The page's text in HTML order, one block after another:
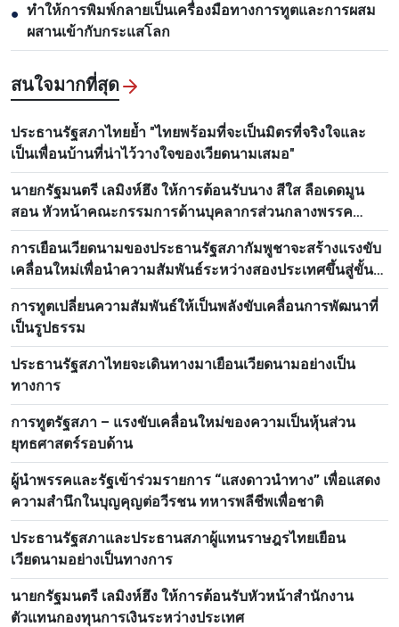
● ทำให้การพิมพ์กลายเป็นเครื่องมือทางการทูตและการผสม
ผสานเข้ากับกระแสโลก
สนใจมากที่สุด
ประธานรัฐสภาไทยย้ำ "ไทยพร้อมที่จะเป็นมิตรที่จริงใจและ
เป็นเพื่อนบ้านที่น่าไว้วางใจของเวียดนามเสมอ"
นายกรัฐมนตรี เลมิงห์ฮึง ให้การต้อนรับนาง สีใส ลือเดดมูน
สอน หัวหน้าคณะกรรมการด้านบุคลากรส่วนกลางพรรค
ประชาชนปฏิวัติลาว
การเยือนเวียดนามของประธานรัฐสภากัมพูชาจะสร้างแรงขับ
เคลื่อนใหม่เพื่อนำความสัมพันธ์ระหว่างสองประเทศขึ้นสู่ขั้น
สูงใหม่
การทูตเปลี่ยนความสัมพันธ์ให้เป็นพลังขับเคลื่อนการพัฒนาที่
เป็นรูปธรรม
ประธานรัฐสภาไทยจะเดินทางมาเยือนเวียดนามอย่างเป็น
ทางการ
การทูตรัฐสภา – แรงขับเคลื่อนใหม่ของความเป็นหุ้นส่วน
ยุทธศาสตร์รอบด้าน
ผู้นำพรรคและรัฐเข้าร่วมรายการ “แสงดาวนำทาง” เพื่อแสดง
ความสำนึกในบุญคุญต่อวีรชน ทหารพลีชีพเพื่อชาติ
ประธานรัฐสภาและประธานสภาผู้แทนราษฎรไทยเยือน
เวียดนามอย่างเป็นทางการ
นายกรัฐมนตรี เลมิงห์ฮึง ให้การต้อนรับหัวหน้าสำนักงาน
ตัวแทนกองทุนการเงินระหว่างประเทศ